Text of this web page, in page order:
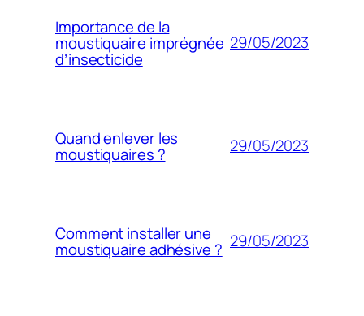
Importance de la
moustiquaire imprégnée
d’insecticide
29/05/2023
Quand enlever les
moustiquaires ? 29/05/2023
Comment installer une
moustiquaire adhésive ? 29/05/2023